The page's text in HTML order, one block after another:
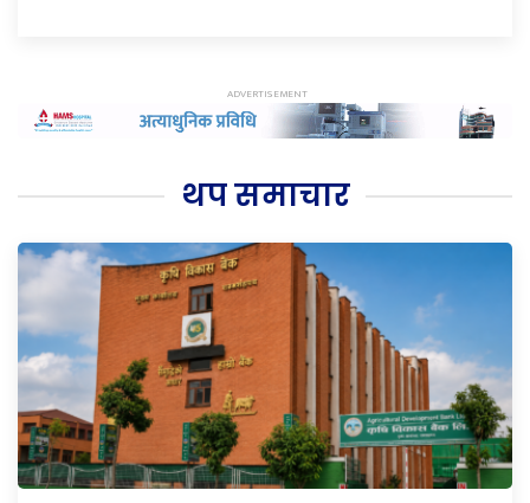
थप समाचार